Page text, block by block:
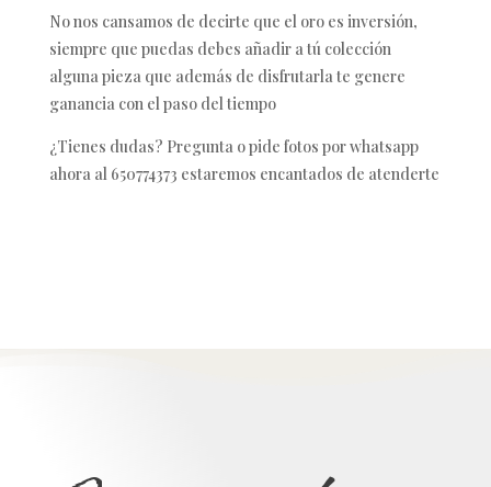
No nos cansamos de decirte que el oro es inversión,
siempre que puedas debes añadir a tú colección
alguna pieza que además de disfrutarla te genere
ganancia con el paso del tiempo
¿Tienes dudas? Pregunta o pide fotos por whatsapp
ahora al 650774373 estaremos encantados de atenderte